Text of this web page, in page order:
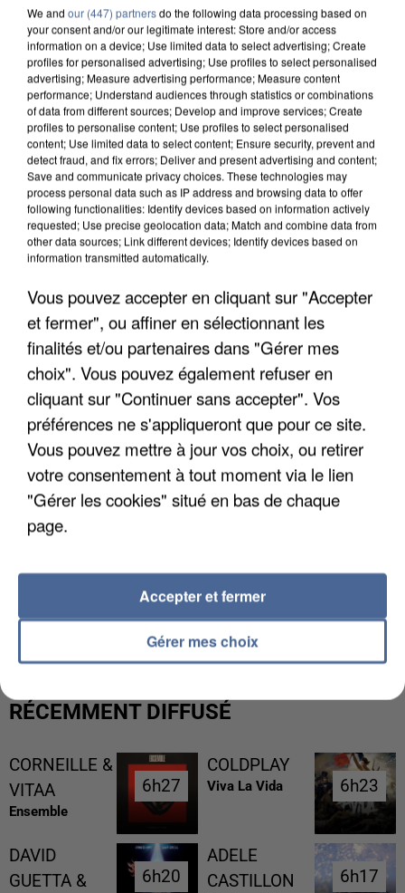
L’UN DES FONDATEURS SUPPOSÉS DE LA DZ
MAFIA INTERPELLÉ EN ALGÉRIE
UN SECOND CADRE DE LA DZ MAFIA
INTERPELLÉ EN ALGÉRIE
RÉCEMMENT DIFFUSÉ
CORNEILLE &
VITAA
Ensemble
6h27
6h27
COLDPLAY
Viva La Vida 6h23
6h23
DAVID
GUETTA &
6h20
6h20
ADELE
CASTILLON
6h17
6h17
We and our (447) partnersdo the following data processing based on
your consent and/or our legitimate interest: Store and/or access
information on a device; Use limited data to select advertising; Create
profiles for personalised advertising; Use profiles to select personalised
advertising; Measure advertising performance; Measure content
performance; Understand audiences through statistics or combinations
of data from different sources; Develop and improve services; Create
profiles to personalise content; Use profiles to select personalised
content; Use limited data to select content; Ensure security, prevent and
detect fraud, and fix errors; Deliver and present advertising and content;
Save and communicate privacy choices. These technologies may
process personal data such as IP address and browsing data to offer
following functionalities: Identify devices based on information actively
requested; Use precise geolocation data; Match and combine data from
other data sources; Link different devices; Identify devices based on
information transmitted automatically.
Vous pouvez accepter en cliquant sur "Accepter
et fermer", ou affiner en sélectionnant les
finalités et/ou partenaires dans "Gérer mes
choix". Vous pouvez également refuser en
cliquant sur "Continuer sans accepter". Vos
préférences ne s'appliqueront que pour ce site.
Vous pouvez mettre à jour vos choix, ou retirer
votre consentement à tout moment via le lien
"Gérer les cookies" situé en bas de chaque
page.
Gérer mes choix
Accepter et fermer